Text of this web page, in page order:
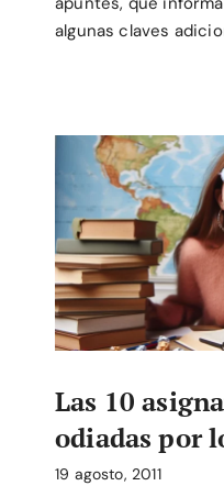
algunas claves
Las 10
odiadas por
19 agosto, 2011